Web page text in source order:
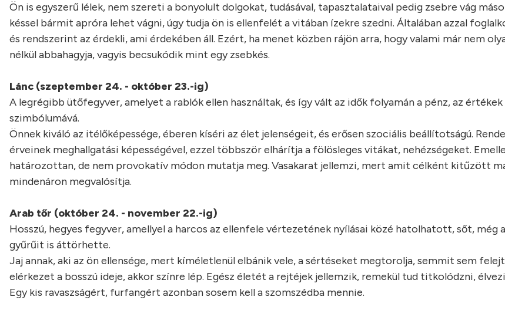
Ön is egyszerű lélek, nem szereti a bonyolult dolgokat, tudásával, tapasztalataival pedig zsebre vág
késsel bármit apróra lehet vágni, úgy tudja ön is ellenfelét a vitában ízekre szedni. Általában azzal
és rendszerint az érdekli, ami érdekében áll. Ezért, ha menet közben rájön arra, hogy valami már nem
nélkül abbahagyja, vagyis becsukódik mint egy zsebkés.
Lánc (szeptember 24. - október 23.-ig)
A legrégibb ütőfegyver, amelyet a rablók ellen használtak, és így vált az idők folyamán a pénz, az
szimbólumává.
Önnek kiváló az itélőképessége, éberen kíséri az élet jelenségeit, és erősen szociális beállítotságú.
érveinek meghallgatási képességével, ezzel többször elhárítja a fölösleges vitákat, nehézségeket.
határozottan, de nem provokatív módon mutatja meg. Vasakarat jellemzi, mert amit célként kitűzött
mindenáron megvalósítja.
Arab tőr (október 24. - november 22.-ig)
Hosszú, hegyes fegyver, amellyel a harcos az ellenfele vértezetének nyílásai közé hatolhatott, sőt, még
gyűrűit is áttörhette.
Jaj annak, aki az ön ellensége, mert kíméletlenül elbánik vele, a sértéseket megtorolja, semmit sem felejt
elérkezet a bosszú ideje, akkor színre lép. Egész életét a rejtéjek jellemzik, remekül tud titkolódzni,
Egy kis ravaszságért, furfangért azonban sosem kell a szomszédba mennie.